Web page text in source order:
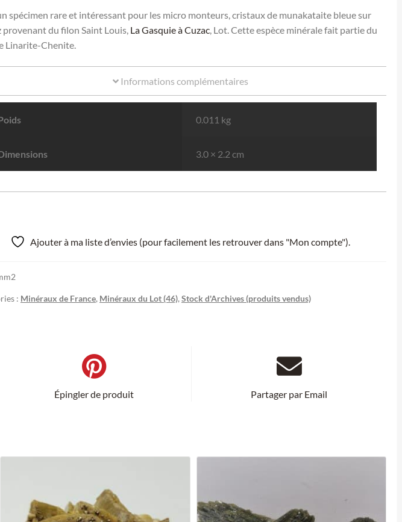
spécimen rare et intéressant pour les micro monteurs, cristaux de munakataite bleue sur
provenant du filon Saint Louis, La Gasquie à Cuzac, Lot. Cette espèce minérale fait partie du
Linarite-Chenite.
Informations complémentaires
0.011 kg
3.0 × 2.2 cm
Ajouter à ma liste d’envies (pour facilement les retrouver dans "Mon compte").
: Minéraux de France, Minéraux du Lot (46), Stock d'Archives (produits vendus)
Épingler de produit Partager par Email